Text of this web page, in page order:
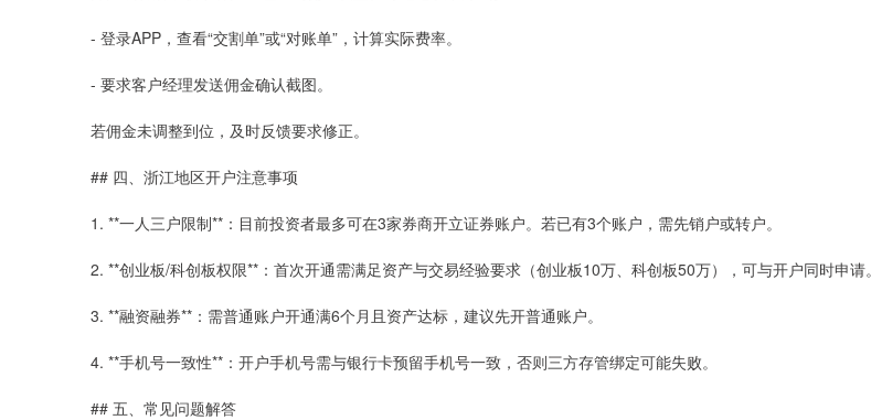
- 登录APP，查看“交割单”或“对账单”，计算实际费率。
- 要求客户经理发送佣金确认截图。
若佣金未调整到位，及时反馈要求修正。
## 四、浙江地区开户注意事项
1. **一人三户限制**：目前投资者最多可在3家券商开立证券账户。若已有3个账户，需先销户或转户。
2. **创业板/科创板权限**：首次开通需满足资产与交易经验要求（创业板10万、科创板50万），可与开户同时申请。
3. **融资融券**：需普通账户开通满6个月且资产达标，建议先开普通账户。
4. **手机号一致性**：开户手机号需与银行卡预留手机号一致，否则三方存管绑定可能失败。
## 五、常见问题解答